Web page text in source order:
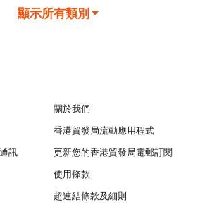
顯示所有類別
關於我們
香港貿發局流動應用程式
訊 更新您的香港貿發局電郵訂閱
使用條款
超連結條款及細則